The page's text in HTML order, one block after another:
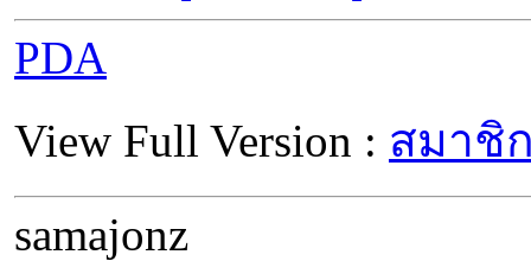
PDA
View Full Version : สมาชิ
samajonz